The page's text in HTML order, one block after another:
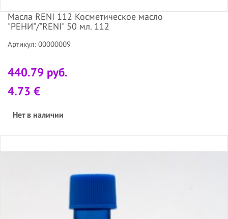
Масла RENI 112 Косметическое масло
"РЕНИ"/"RENI" 50 мл. 112
Артикул: 00000009
440.79 руб.
4.73 €
Нет в наличии